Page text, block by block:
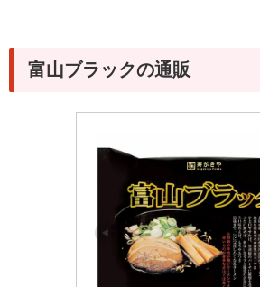
富山ブラックの通販